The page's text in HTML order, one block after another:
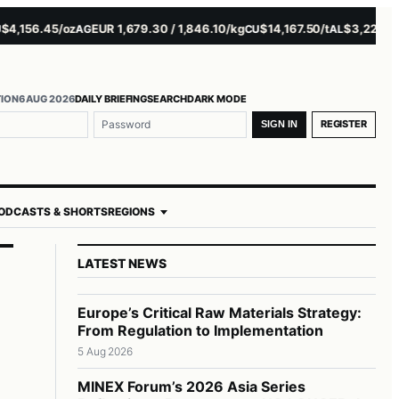
ozAGEUR 1,679.30 / 1,846.10/kgCU$14,167.50/tAL$3,229.00/t
6 AUG 2026DAILY BRIEFINGSEARCHDARK MODE
or email SIGN IN REGISTER
& SHORTSREGIONS
LATEST NEWS
Europe’s Critical Raw Materials Strategy:
From Regulation to Implementation
5 Aug 2026
MINEX Forum’s 2026 Asia Series